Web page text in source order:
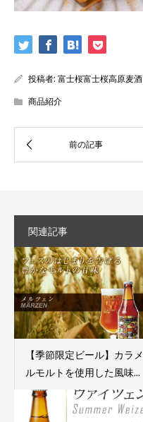
投稿者: 富士桜富士桜高原麦酒
商品紹介
関連記事
【季節限定ビール】カラメ
ルモルトを使用した風味...